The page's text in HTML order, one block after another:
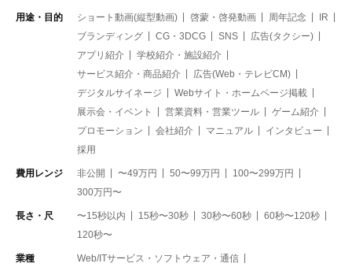
用途・目的 ショート動画(縦型動画) 啓蒙・啓発動画 周年記念
IR
ブランディング
CG・3DCG SNS
広告(タクシー)
アプリ紹介
学校紹介・施設紹介
サービス紹介・商品紹介
広告(Web・テレビCM)
デジタルサイネージ
Webサイト・ホームページ掲載
展示会・イベント
営業資料・営業ツール
ゲーム紹介
プロモーション
会社紹介 マニュアル
インタビュー
採用
費用レンジ 非公開 〜49万円 50〜99万円
100〜299万円
300万円〜
長さ・尺 〜15秒以内 15秒〜30秒 30秒〜60秒
60秒〜120秒
120秒〜
業種
Web/ITサービス・ソフトウェア・通信